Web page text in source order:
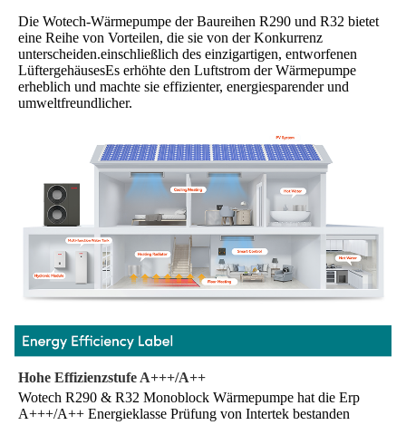
Die Wotech-Wärmepumpe der Baureihen R290 und R32 bietet
eine Reihe von Vorteilen, die sie von der Konkurrenz
unterscheiden.einschließlich des einzigartigen, entworfenen
LüftergehäusesEs erhöhte den Luftstrom der Wärmepumpe
erheblich und machte sie effizienter, energiesparender und
umweltfreundlicher.
Hohe Effizienzstufe A+++/A++
Wotech R290 & R32 Monoblock Wärmepumpe hat die Erp
A+++/A++ Energieklasse Prüfung von Intertek bestanden